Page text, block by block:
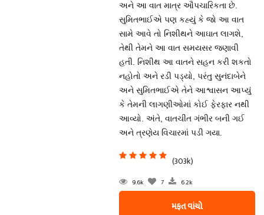
અને આ વાત માત્ર ઔપચારિકતા છે.
સુમિતભાઈએ પણ કહ્યું કે જો આ વાત
સામે આવે તો નિશીથને આઘાત લાગશે,
તેથી તેમને આ વાત સમયસર જણાવી
હતી. નિશીથ આ વાતને સહન કરી શકતો
નહોતો અને રડી પડ્યો, પરંતુ સુનંદાબેને
અને સુમિતભાઈએ તેને આશ્વાસન આપ્યું
કે તેમની લાગણીઓમાં કોઈ ફેરફાર નથી
આવ્યો. અંતે, વાતચીત ગંભીર બની ગઈ
અને ત્રણેય વિચારમાં પડી ગયા.
(303k)
9.6k 7 6.2k
મફત વાંચો